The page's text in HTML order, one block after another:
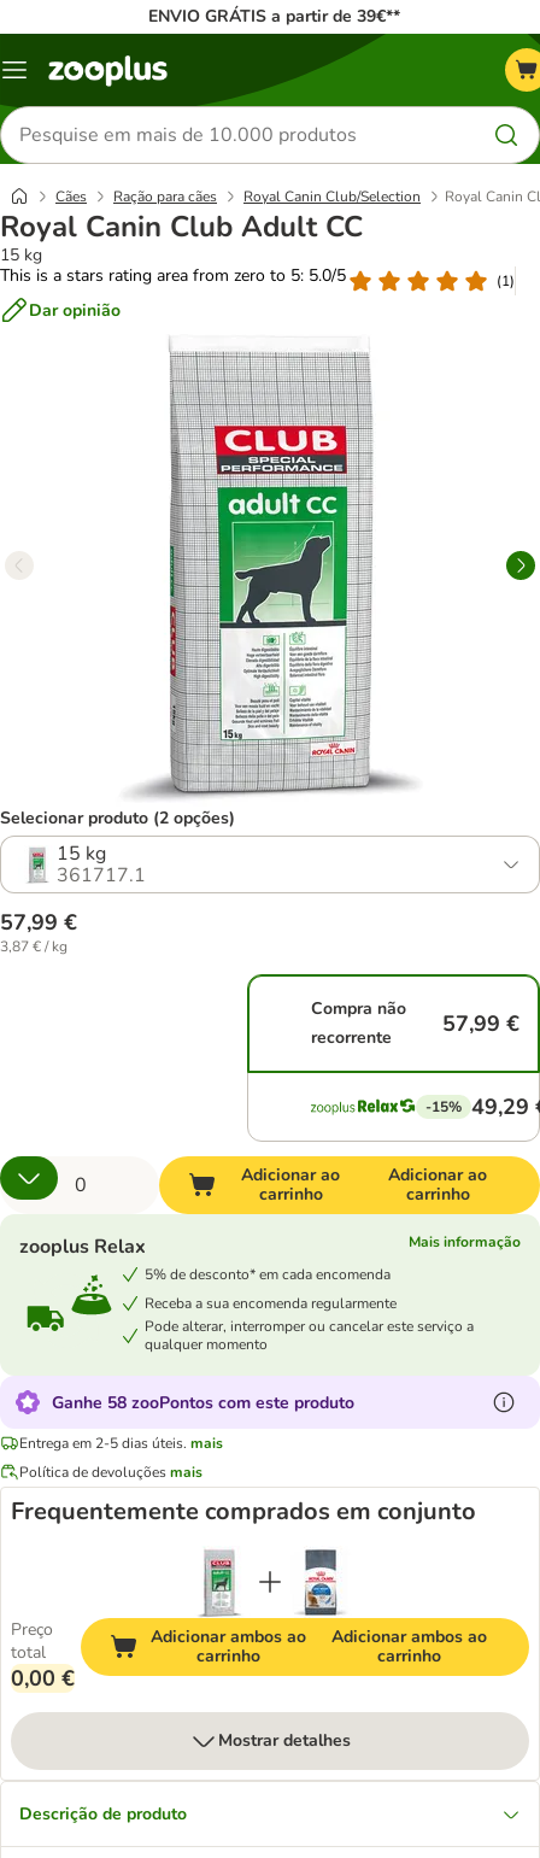
ENVIO GRÁTIS a partir de 39€**
Menu
Pesquisar
produtos
Cães Ração para cães Royal Canin Club/Selection Royal Canin
Royal Canin Club Adult CC
15 kg
This is a stars rating area from zero to 5: 5.0/5
(1)
Dar opinião
Selecionar produto (2 opções)
15 kg
361717.1
57,99 €
3,87 € / kg
Compra não
recorrente
57,99 €
-15% 49,29
Adicionar ao
carrinho
Adicionar ao
carrinho
zooplus Relax
Mais informação
5% de desconto* em cada encomenda
Receba a sua encomenda regularmente
Pode alterar, interromper ou cancelar este serviço a
qualquer momento
Ganhe 58 zooPontos com este produto
Entrega em 2-5 dias úteis. mais
Política de devoluçõesmais
Frequentemente comprados em conjunto
Preço
total
0,00 €
Adicionar ambos ao
carrinho
Adicionar ambos ao
carrinho
Mostrar detalhes
Descrição de produto